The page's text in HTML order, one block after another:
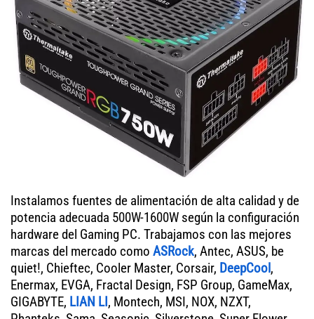
Instalamos fuentes de alimentación de alta calidad y de
potencia adecuada 500W-1600W según la configuración
hardware del Gaming PC. Trabajamos con las mejores
marcas del mercado como ASRock, Antec, ASUS, be
quiet!, Chieftec, Cooler Master, Corsair, DeepCool,
Enermax, EVGA, Fractal Design, FSP Group, GameMax,
GIGABYTE, LIAN LI, Montech, MSI, NOX, NZXT,